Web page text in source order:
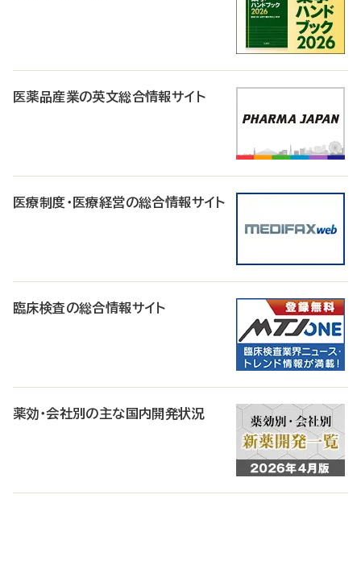
医薬品産業の英文総合情報サイト
医療制度・医療経営の総合情報サイト
臨床検査の総合情報サイト
薬効・会社別の主な国内開発状況